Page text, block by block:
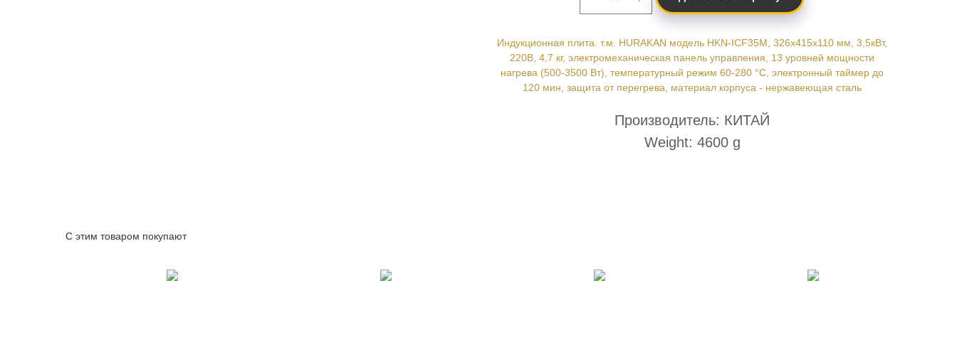
Индукционная плита. т.м. HURAKAN модель HKN-ICF35M, 326x415x110 мм, 3,5кВт,
220В, 4,7 кг, электромеханическая панель управления, 13 уровней мощности
нагрева (500-3500 Вт), температурный режим 60-280 °С, электронный таймер до
120 мин, защита от перегрева, материал корпуса - нержавеющая сталь
Производитель: КИТАЙ
Weight: 4600 g
С этим товаром покупают